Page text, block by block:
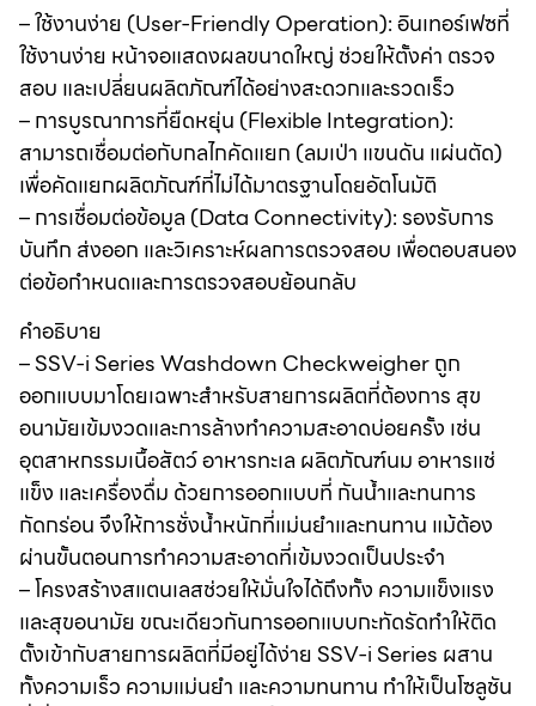
– ใช้งานง่าย (User-Friendly Operation): อินเทอร์เฟซที่
ใช้งานง่าย หน้าจอแสดงผลขนาดใหญ่ ช่วยให้ตั้งค่า ตรวจ
สอบ และเปลี่ยนผลิตภัณฑ์ได้อย่างสะดวกและรวดเร็ว
– การบูรณาการที่ยืดหยุ่น (Flexible Integration):
สามารถเชื่อมต่อกับกลไกคัดแยก (ลมเป่า แขนดัน แผ่นตัด)
เพื่อคัดแยกผลิตภัณฑ์ที่ไม่ได้มาตรฐานโดยอัตโนมัติ
– การเชื่อมต่อข้อมูล (Data Connectivity): รองรับการ
บันทึก ส่งออก และวิเคราะห์ผลการตรวจสอบ เพื่อตอบสนอง
ต่อข้อกำหนดและการตรวจสอบย้อนกลับ
คำอธิบาย
– SSV-i Series Washdown Checkweigher ถูก
ออกแบบมาโดยเฉพาะสำหรับสายการผลิตที่ต้องการ สุข
อนามัยเข้มงวดและการล้างทำความสะอาดบ่อยครั้ง เช่น
อุตสาหกรรมเนื้อสัตว์ อาหารทะเล ผลิตภัณฑ์นม อาหารแช่
แข็ง และเครื่องดื่ม ด้วยการออกแบบที่ กันน้ำและทนการ
กัดกร่อน จึงให้การชั่งน้ำหนักที่แม่นยำและทนทาน แม้ต้อง
ผ่านขั้นตอนการทำความสะอาดที่เข้มงวดเป็นประจำ
– โครงสร้างสแตนเลสช่วยให้มั่นใจได้ถึงทั้ง ความแข็งแรง
และสุขอนามัย ขณะเดียวกันการออกแบบกะทัดรัดทำให้ติด
ตั้งเข้ากับสายการผลิตที่มีอยู่ได้ง่าย SSV-i Series ผสาน
ทั้งความเร็ว ความแม่นยำ และความทนทาน ทำให้เป็นโซลูชัน